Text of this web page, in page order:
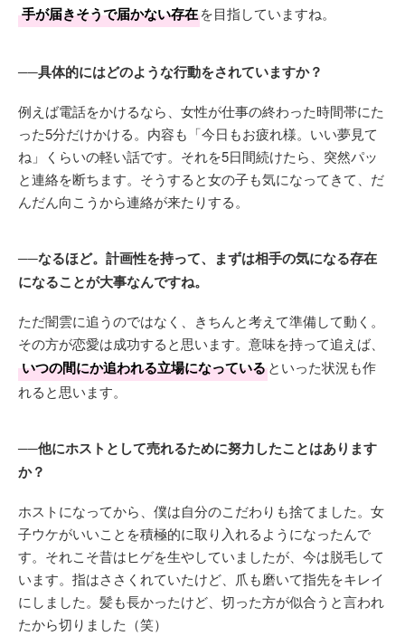
手が届きそうで届かない存在を目指していますね。
──具体的にはどのような行動をされていますか？
例えば電話をかけるなら、女性が仕事の終わった時間帯にた
った5分だけかける。内容も「今日もお疲れ様。いい夢見て
ね」くらいの軽い話です。それを5日間続けたら、突然パッ
と連絡を断ちます。そうすると女の子も気になってきて、だ
んだん向こうから連絡が来たりする。
──なるほど。計画性を持って、まずは相手の気になる存在
になることが大事なんですね。
ただ闇雲に追うのではなく、きちんと考えて準備して動く。
その方が恋愛は成功すると思います。意味を持って追えば、
いつの間にか追われる立場になっているといった状況も作
れると思います。
──他にホストとして売れるために努力したことはあります
か？
ホストになってから、僕は自分のこだわりも捨てました。女
子ウケがいいことを積極的に取り入れるようになったんで
す。それこそ昔はヒゲを生やしていましたが、今は脱毛して
います。指はささくれていたけど、爪も磨いて指先をキレイ
にしました。髪も長かったけど、切った方が似合うと言われ
たから切りました（笑）